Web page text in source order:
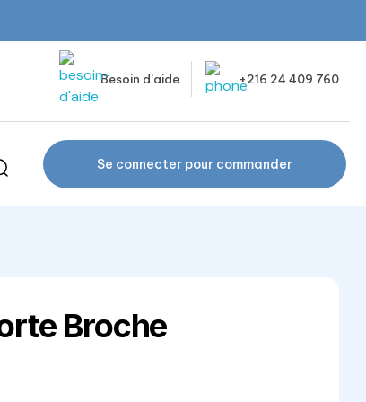
Besoin d’aide +216 24 409 760
Se connecter pour commander
Broche